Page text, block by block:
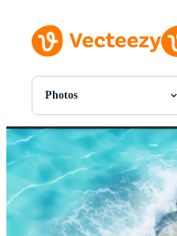
Photos
Toutes Images
Photos
PNGs
PSDs
SVGs
Modèles
Vecteurs
Vidéos